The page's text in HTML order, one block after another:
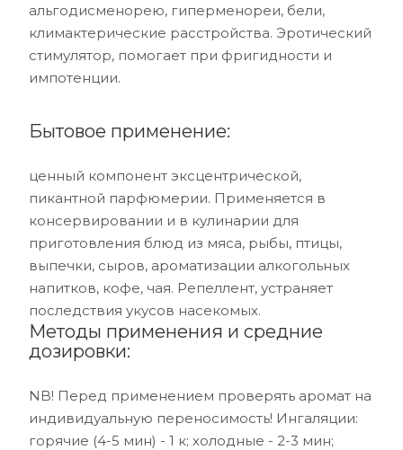
альгодисменорею, гиперменореи, бели,
климактерические расстройства. Эротический
стимулятор, помогает при фригидности и
импотенции.
Бытовое применение:
ценный компонент эксцентрической,
пикантной парфюмерии. Применяется в
консервировании и в кулинарии для
приготовления блюд из мяса, рыбы, птицы,
выпечки, сыров, ароматизации алкогольных
напитков, кофе, чая. Репеллент, устраняет
последствия укусов насекомых.
Методы применения и средние
дозировки:
NB! Перед применением проверять аромат на
индивидуальную переносимость! Ингаляции:
горячие (4-5 мин) - 1 к; холодные - 2-3 мин;